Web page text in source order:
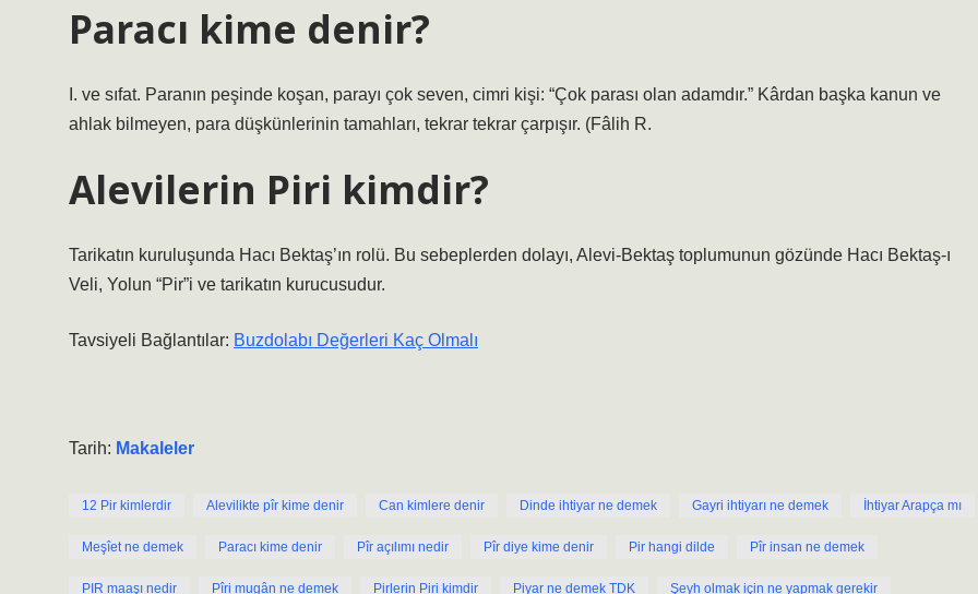
Paracı kime denir?
I. ve sıfat. Paranın peşinde koşan, parayı çok seven, cimri kişi: “Çok parası olan adamdır.” Kârdan başka kanun ve
ahlak bilmeyen, para düşkünlerinin tamahları, tekrar tekrar çarpışır. (Fâlih R.
Alevilerin Piri kimdir?
Tarikatın kuruluşunda Hacı Bektaş’ın rolü. Bu sebeplerden dolayı, Alevi-Bektaş toplumunun gözünde Hacı Bektaş-ı
Veli, Yolun “Pir”i ve tarikatın kurucusudur.
Tavsiyeli Bağlantılar: Buzdolabı Değerleri Kaç Olmalı
Tarih: Makaleler
12 Pir kimlerdir Alevilikte pîr kime denir Can kimlere denir Dinde ihtiyar ne demek Gayri ihtiyarı ne demek İhtiyar Arapça mı
Meşîet ne demek Paracı kime denir Pîr açılımı nedir Pîr diye kime denir Pir hangi dilde Pîr insan ne demek
PIR maaşı nedir Pîri mugân ne demek Pirlerin Piri kimdir Piyar ne demek TDK Şeyh olmak için ne yapmak gerekir